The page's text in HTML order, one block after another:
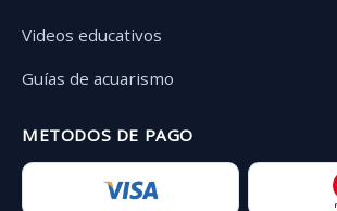
Videos educativos
Guías de acuarismo
METODOS DE PAGO